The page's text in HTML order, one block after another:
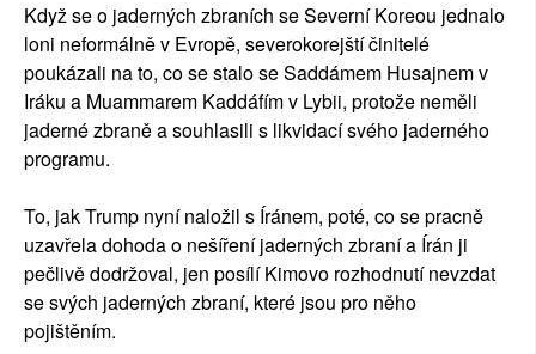
Když se o jaderných zbraních se Severní Koreou jednalo
loni neformálně v Evropě, severokorejští činitelé
poukázali na to, co se stalo se Saddámem Husajnem v
Iráku a Muammarem Kaddáfím v Lybii, protože neměli
jaderné zbraně a souhlasili s likvidací svého jaderného
programu.
To, jak Trump nyní naložil s Íránem, poté, co se pracně
uzavřela dohoda o nešíření jaderných zbraní a Írán ji
pečlivě dodržoval, jen posílí Kimovo rozhodnutí nevzdat
se svých jaderných zbraní, které jsou pro něho
pojištěním.